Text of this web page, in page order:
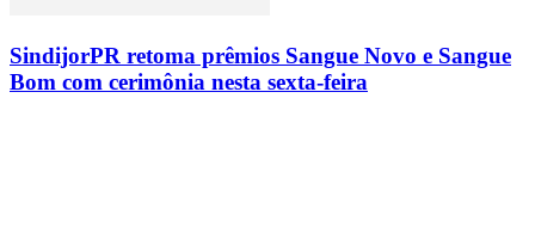
SindijorPR retoma prêmios Sangue Novo e Sangue
Bom com cerimônia nesta sexta-feira